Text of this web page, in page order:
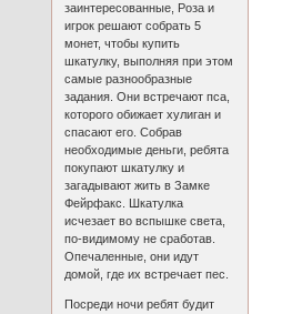
заинтересованные, Роза и
игрок решают собрать 5
монет, чтобы купить
шкатулку, выполняя при этом
самые разнообразные
задания. Они встречают пса,
которого обижает хулиган и
спасают его. Собрав
необходимые деньги, ребята
покупают шкатулку и
загадывают жить в Замке
Фейрфакс. Шкатулка
исчезает во вспышке света,
по-видимому не сработав.
Опечаленные, они идут
домой, где их встречает пес.
Посреди ночи ребят будит